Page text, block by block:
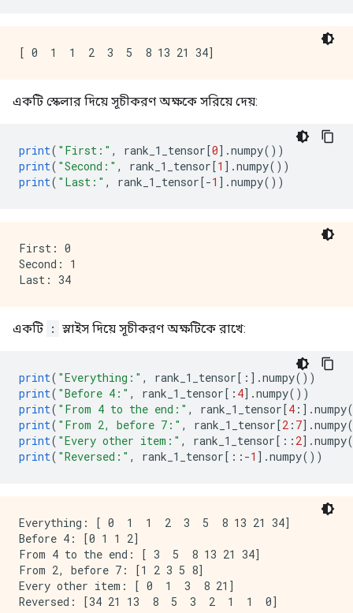
একটি স্কেলার দিয়ে সূচীকরণ অক্ষকে সরিয়ে দেয়:
print( "First:" , rank_1_tensor[0].numpy())
print( "Second:" , rank_1_tensor[1 ].numpy())
print( "Last:" , rank_1_tensor[-1 ].numpy())
First: 0
Second: 1
একটি : স্লাইস দিয়ে সূচীকরণ অক্ষটিকে রাখে:
print( "Everything:" , rank_1_tensor[:].numpy())
print( "Before 4:" , rank_1_tensor[: 4].numpy())
print( "From 4 to the end:" , rank_1_tensor[4 :].numpy
print( "From 2, before 7:" , rank_1_tensor[2 : 7].numpy
print( "Every other item:" , rank_1_tensor[:: 2].numpy
print( "Reversed:" , rank_1_tensor[::-1 ].numpy())
Everything: [ 0  1  1  2  3  5  8 13 21 34]
Before 4: [0 1 1 2]
From 4 to the end: [ 3  5  8 13 21 34]
From 2, before 7: [1 2 3 5 8]
Every other item: [ 0  1  3  8 21]